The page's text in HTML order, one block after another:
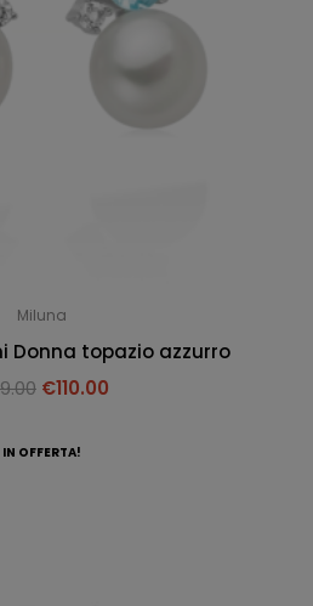
Miluna
Donna topazio azzurro
€110.00
IN OFFERTA!